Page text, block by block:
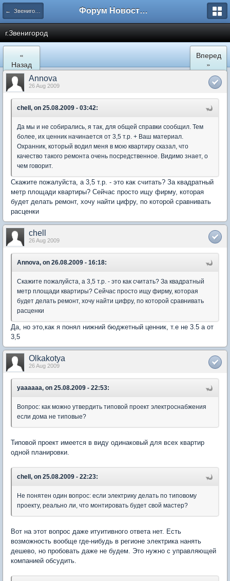
← Звенигород Форум Новостройки
г.Звенигород
«
Назад
Вперед
»
Annova
26 Aug 2009
chell, on 25.08.2009 - 03:42:
Да мы и не собирались, я так, для общей справки сообщил. Тем
более, их ценник начинается от 3,5 т.р. + Ваш материал.
Охранник, который водил меня в мою квартиру сказал, что
качество такого ремонта очень посредственное. Видимо знает, о
чем говорит.
Скажите пожалуйста, а 3,5 т.р. - это как считать? За квадратный
метр площади квартиры? Сейчас просто ищу фирму, которая
будет делать ремонт, хочу найти цифру, по которой сравнивать
расценки
chell
26 Aug 2009
Annova, on 26.08.2009 - 16:18:
Скажите пожалуйста, а 3,5 т.р. - это как считать? За квадратный
метр площади квартиры? Сейчас просто ищу фирму, которая
будет делать ремонт, хочу найти цифру, по которой сравнивать
расценки
Да, но это,как я понял нижний бюджетный ценник, т.е не 3.5 а от
3,5
Olkakotya
26 Aug 2009
yaaaaaa, on 25.08.2009 - 22:53:
Вопрос: как можно утвердить типовой проект электроснабжения
если дома не типовые?
Типовой проект имеется в виду одинаковый для всех квартир
одной планировки.
chell, on 25.08.2009 - 22:23:
Не понятен один вопрос: если электрику делать по типовому
проекту, реально ли, что монтировать будет свой мастер?
Вот на этот вопрос даже итуитивного ответа нет. Есть
возможность вообще где-нибудь в регионе электрика нанять
дешево, но пробовать даже не будем. Это нужно с управляющей
компанией обсудить.